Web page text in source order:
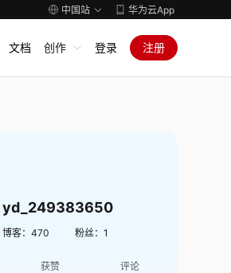
中国站 华为云App
文档 创作 登录 注册
yd_249383650
博客： 470 粉丝： 1
获赞 评论